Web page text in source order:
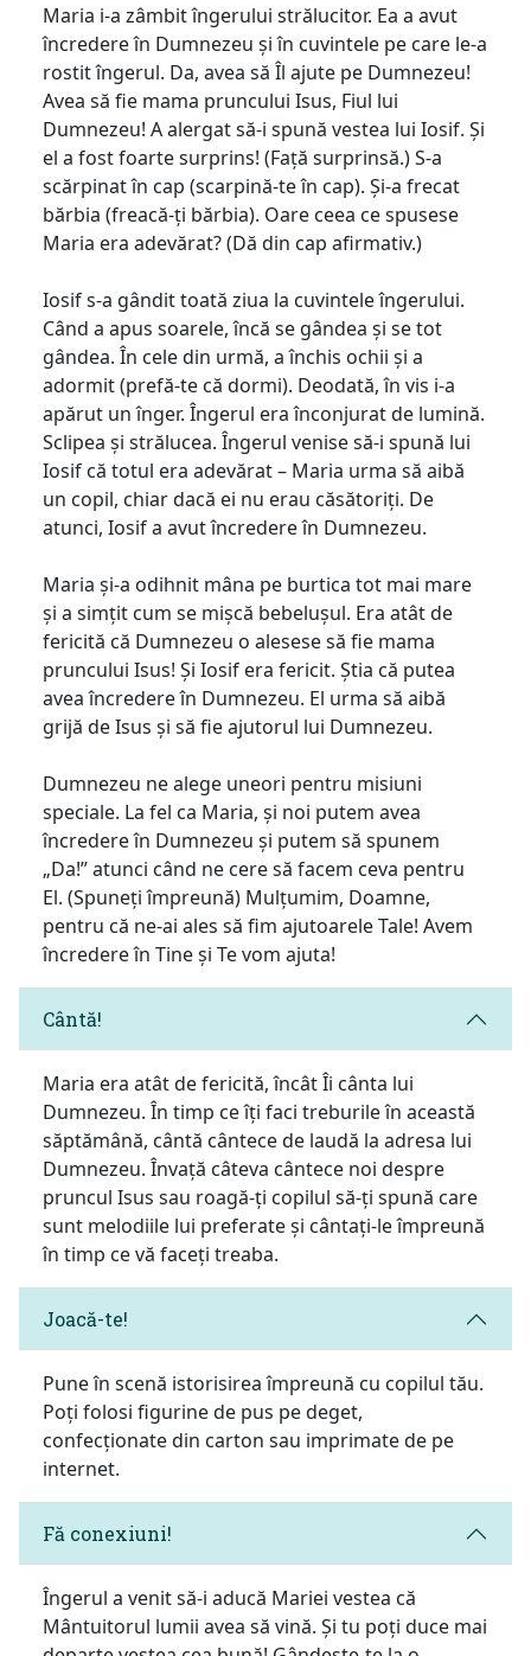
Maria i-a zâmbit îngerului strălucitor. Ea a avut
încredere în Dumnezeu și în cuvintele pe care le-a
rostit îngerul. Da, avea să Îl ajute pe Dumnezeu!
Avea să fie mama pruncului Isus, Fiul lui
Dumnezeu! A alergat să-i spună vestea lui Iosif. Și
el a fost foarte surprins! (Față surprinsă.) S-a
scărpinat în cap (scarpină-te în cap). Și-a frecat
bărbia (freacă-ți bărbia). Oare ceea ce spusese
Maria era adevărat? (Dă din cap afirmativ.)
Iosif s-a gândit toată ziua la cuvintele îngerului.
Când a apus soarele, încă se gândea și se tot
gândea. În cele din urmă, a închis ochii și a
adormit (prefă-te că dormi). Deodată, în vis i-a
apărut un înger. Îngerul era înconjurat de lumină.
Sclipea și strălucea. Îngerul venise să-i spună lui
Iosif că totul era adevărat – Maria urma să aibă
un copil, chiar dacă ei nu erau căsătoriți. De
atunci, Iosif a avut încredere în Dumnezeu.
Maria și-a odihnit mâna pe burtica tot mai mare
și a simțit cum se mișcă bebelușul. Era atât de
fericită că Dumnezeu o alesese să fie mama
pruncului Isus! Și Iosif era fericit. Știa că putea
avea încredere în Dumnezeu. El urma să aibă
grijă de Isus și să fie ajutorul lui Dumnezeu.
Dumnezeu ne alege uneori pentru misiuni
speciale. La fel ca Maria, și noi putem avea
încredere în Dumnezeu și putem să spunem
„Da!” atunci când ne cere să facem ceva pentru
El. (Spuneți împreună) Mulțumim, Doamne,
pentru că ne-ai ales să fim ajutoarele Tale! Avem
încredere în Tine și Te vom ajuta!
Cântă!
Maria era atât de fericită, încât Îi cânta lui
Dumnezeu. În timp ce îți faci treburile în această
săptămână, cântă cântece de laudă la adresa lui
Dumnezeu. Învață câteva cântece noi despre
pruncul Isus sau roagă-ți copilul să-ți spună care
sunt melodiile lui preferate și cântați-le împreună
în timp ce vă faceți treaba.
Joacă-te!
Pune în scenă istorisirea împreună cu copilul tău.
Poți folosi figurine de pus pe deget,
confecționate din carton sau imprimate de pe
internet.
Fă conexiuni!
Îngerul a venit să-i aducă Mariei vestea că
Mântuitorul lumii avea să vină. Și tu poți duce mai